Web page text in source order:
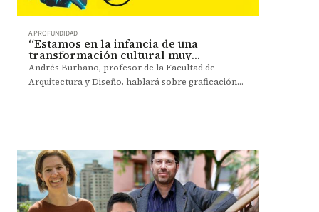
A PROFUNDIDAD
“Estamos en la infancia de una
transformación cultural muy
poderosa”
Andrés Burbano, profesor de la Facultad de
Arquitectura y Diseño, hablará sobre graficación